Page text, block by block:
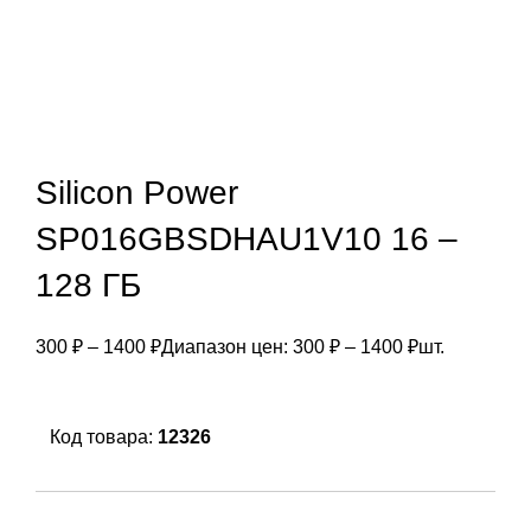
Silicon Power
SP016GBSDHAU1V10 16 –
128 ГБ
300 ₽ – 1400 ₽Диапазон цен: 300 ₽ – 1400 ₽шт.
Код товара: 12326